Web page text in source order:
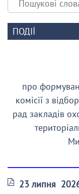
ПОДІЇ
про
комісії з
рад закладів
23 липня